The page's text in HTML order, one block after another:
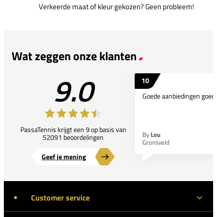
Verkeerde maat of kleur gekozen? Geen probleem!
Wat zeggen onze klanten
9.0
PassaTennis krijgt een 9 op basis van
52091 beoordelingen
Geef je mening
10
Goede aanbiedingen
By Lou
Gronsveld
Customer service